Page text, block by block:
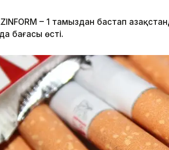
– 1 тамыздан бастап
бағасы өсті.